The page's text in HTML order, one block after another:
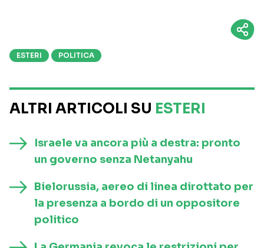
ESTERI POLITICA
ALTRI ARTICOLI SU ESTERI
Israele va ancora più a destra: pronto
un governo senza Netanyahu
Bielorussia, aereo di linea dirottato per
la presenza a bordo di un oppositore
politico